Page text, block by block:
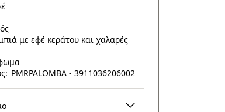
με εφέ κεράτου και χαλαρές
PMRPALOMBA - 3911036206002